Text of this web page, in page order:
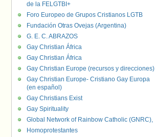
de la FELGTBI+
Foro Europeo de Grupos Cristianos LGTB
Fundación Otras Ovejas (Argentina)
G. E. C. ABRAZOS
Gay Christian África
Gay Christian África
Gay Christian Europe (recursos y direcciones)
Gay Christian Europe- Cristiano Gay Europa
(en español)
Gay Christians Exist
Gay Spirituality
Global Network of Rainbow Catholic (GNRC),
Homoprotestantes